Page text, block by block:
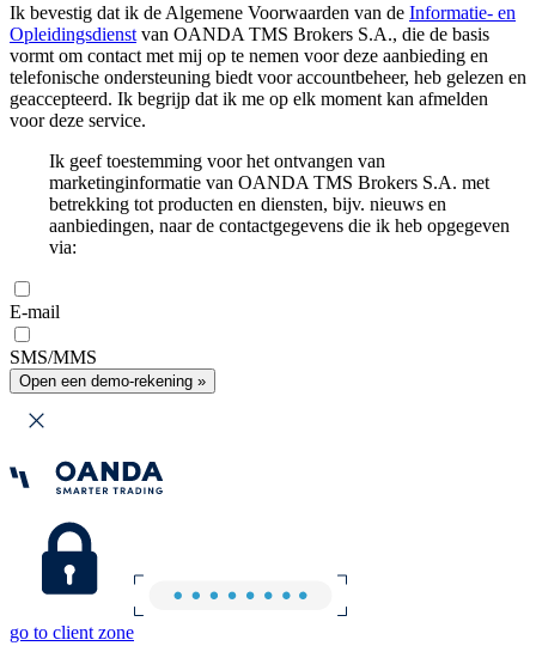
Ik bevestig dat ik de Algemene Voorwaarden van de Informatie- en
Opleidingsdienst van OANDA TMS Brokers S.A., die de basis
vormt om contact met mij op te nemen voor deze aanbieding en
telefonische ondersteuning biedt voor accountbeheer, heb gelezen en
geaccepteerd. Ik begrijp dat ik me op elk moment kan afmelden
voor deze service.
Ik geef toestemming voor het ontvangen van
marketinginformatie van OANDA TMS Brokers S.A. met
betrekking tot producten en diensten, bijv. nieuws en
aanbiedingen, naar de contactgegevens die ik heb opgegeven
via:
E-mail
SMS/MMS
Open een demo-rekening »
go to client zone